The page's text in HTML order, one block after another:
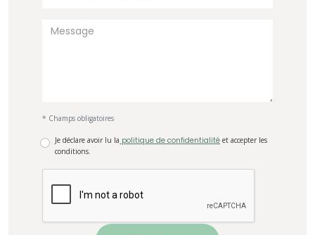
* Champs obligatoires
Je déclare avoir lu la politique de confidentialité et accepter les
conditions.